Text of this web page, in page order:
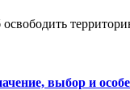
выбор и